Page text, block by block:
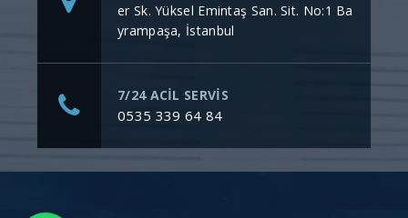
er Sk. Yüksel Emintaş San. Sit. No:1 Ba
yrampaşa, İstanbul
7/24 ACİL SERVİS
0535 339 64 84